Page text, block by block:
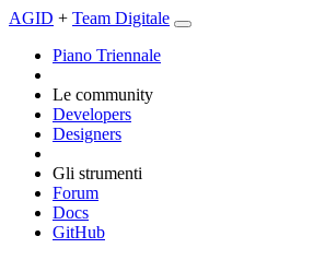
AGID + Team Digitale
Piano Triennale
Le community
Developers
Designers
Gli strumenti
Forum
Docs
GitHub